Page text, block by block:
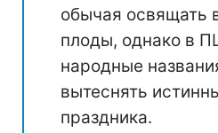
обычая освящать
плоды, однако в
народные
вытеснять
праздника.